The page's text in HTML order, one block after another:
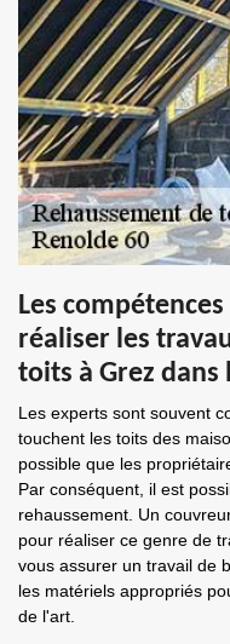
Les
réaliser les
toits à Grez dans
Les experts sont souvent
touchent les toits des
possible que les
Par conséquent, il est
rehaussement. Un
pour réaliser ce genre de
vous assurer un travail de
les matériels appropriés
de l'art.